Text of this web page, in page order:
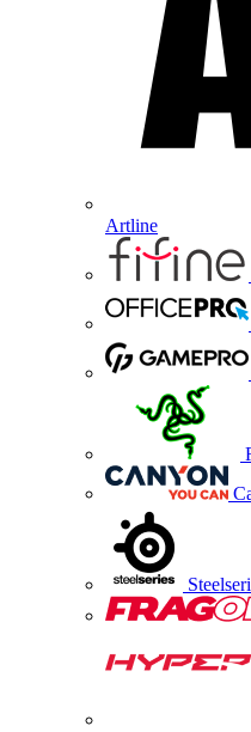
Artline